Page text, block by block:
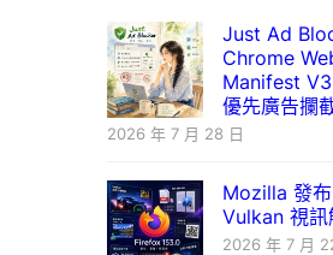
Just Ad
Chrome
Manifest
優先廣告攔
2026 年 7 月 28 日
Mozilla 發
Vulkan 視訊
2026 年 7 月